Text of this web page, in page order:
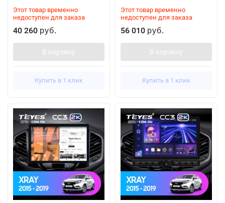
Этот товар временно
недоступен для заказа
40 260 руб.
В корзину
Купить в 1 клик
Этот товар временно
недоступен для заказа
56 010 руб.
В корзину
Купить в 1 клик